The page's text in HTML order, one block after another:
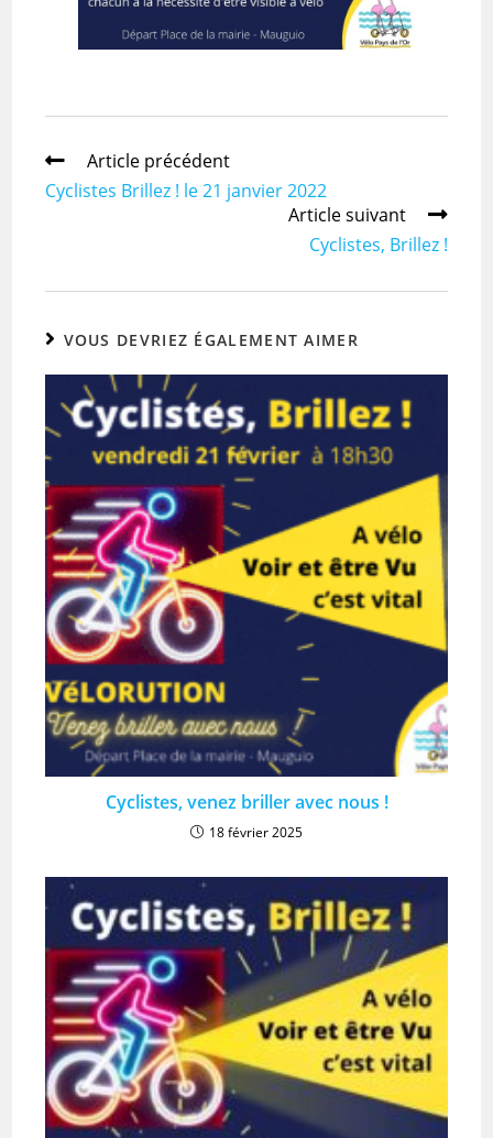
Article précédent
Cyclistes Brillez ! le 21 janvier 2022
Article suivant
Cyclistes, Brillez !
VOUS DEVRIEZ ÉGALEMENT AIMER
Cyclistes, venez briller avec nous !
18 février 2025